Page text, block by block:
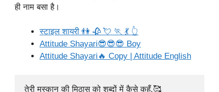
ही नाम बसा है।
स्टाइल शायरी 👫 🥀 💘 🏃 💃 👆
Attitude Shayari😎😎😎 Boy
Attitude Shayari🔥 Copy | Attitude English
तेरी मुस्कान की मिठास को शब्दों में कैसे कहूँ,🥰